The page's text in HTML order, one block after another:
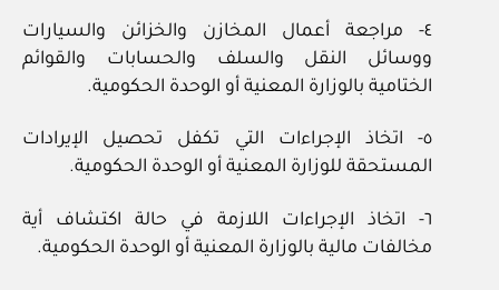
٤- مراجعة أعمال المخازن والخزائن والسيارات
ووسائل النقل والسلف والحسابات والقوائم
الختامية بالوزارة المعنية أو الوحدة الحكومية.
٥- اتخاذ الإجراءات التي تكفل تحصيل الإيرادات
المستحقة للوزارة المعنية أو الوحدة الحكومية.
٦- اتخاذ الإجراءات اللازمة في حالة اكتشاف أية
مخالفات مالية بالوزارة المعنية أو الوحدة الحكومية.